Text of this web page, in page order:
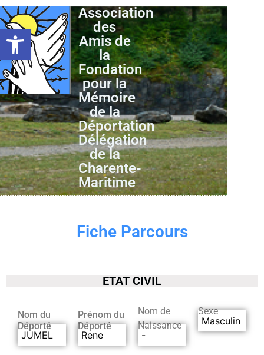
Ouvrir la barre d’outils
Association
des
Amis de
la
Fondation
pour la
Mémoire
de la
Déportation
Délégation
de la
Charente-
Maritime
Fiche Parcours
ETAT CIVIL
Nom du
Déporté
JUMEL
Prénom du
Déporté
Rene
Nom de
Naissance
-
Sexe
Masculin